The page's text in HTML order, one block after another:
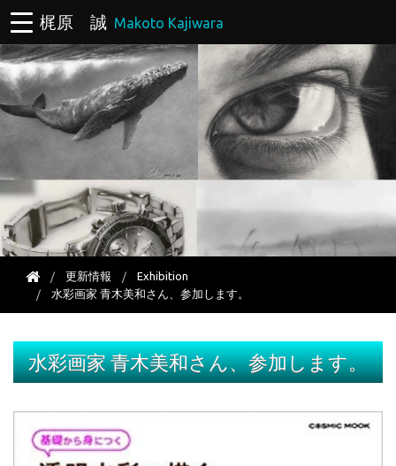
梶原 誠 Makoto Kajiwara
更新情報
Exhibition
水彩画家 青木美和さん、参加します。
水彩画家 青木美和さん、参加します。